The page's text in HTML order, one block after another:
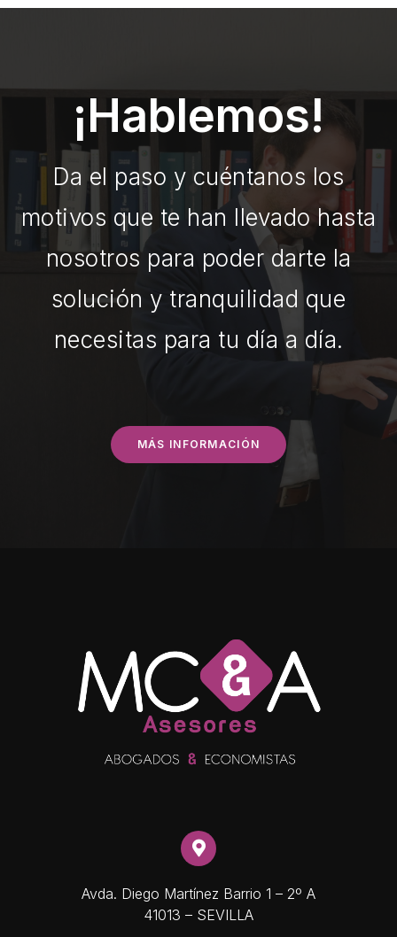
¡Hablemos!
Da el paso y cuéntanos los
motivos que te han llevado hasta
nosotros para poder darte la
solución y tranquilidad que
necesitas para tu día a día.
MÁS INFORMACIÓN
Avda. Diego Martínez Barrio 1 – 2º A
41013 – SEVILLA